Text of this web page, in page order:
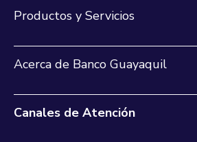
Productos y Servicios
Acerca de Banco Guayaquil
Canales de Atención